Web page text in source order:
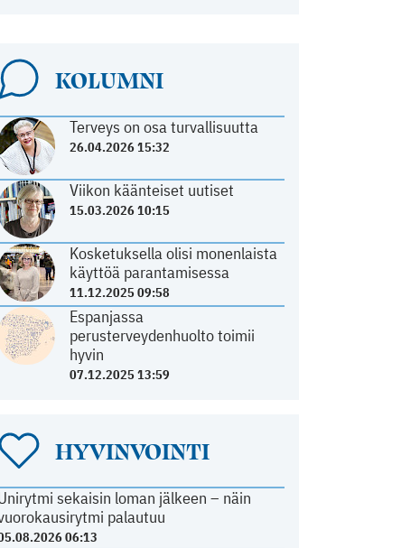
KOLUMNI
Terveys on osa turvallisuutta
26.04.2026 15:32
Viikon käänteiset uutiset
15.03.2026 10:15
Kosketuksella olisi monenlaista
käyttöä parantamisessa
11.12.2025 09:58
Espanjassa
perusterveydenhuolto toimii
hyvin
07.12.2025 13:59
HYVINVOINTI
sekaisin loman jälkeen – näin
palautuu
06:13